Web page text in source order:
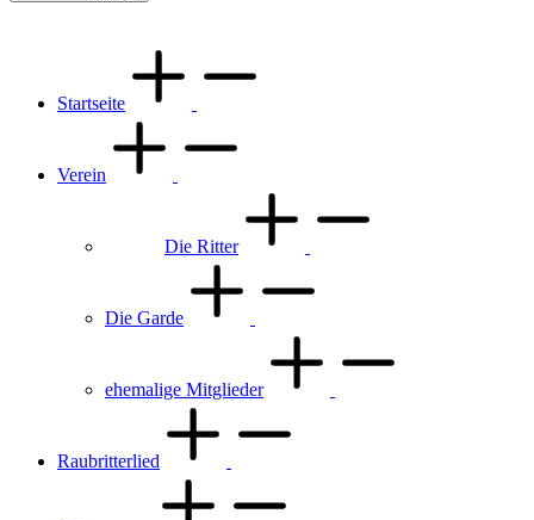
Startseite
Verein
Die Ritter
Die Garde
ehemalige Mitglieder
Raubritterlied